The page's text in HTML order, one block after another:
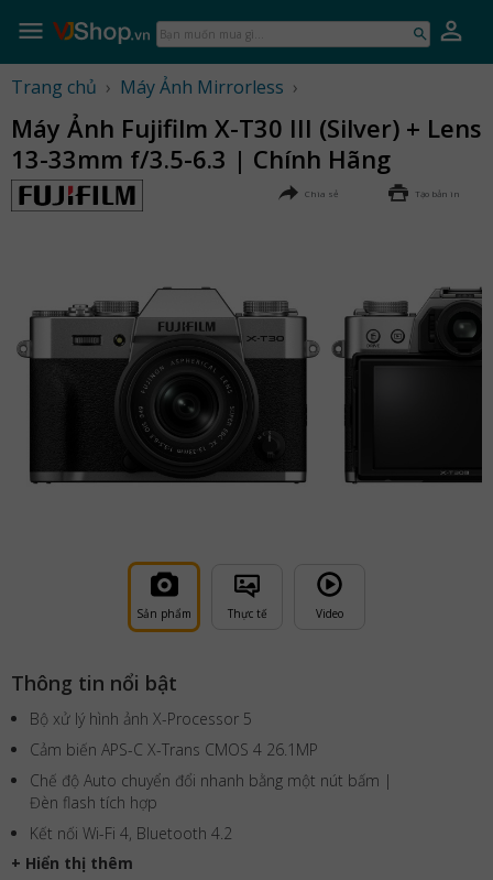
Bạn
muốn
mua
gì...
Trang chủ › Máy Ảnh Mirrorless ›
Máy Ảnh Fujifilm X-T30 III (Silver) + Lens
13-33mm f/3.5-6.3 | Chính Hãng
Chia sẻ Tạo bản in
Sản phẩm Thực tế Video
Thông tin nổi bật
Bộ xử lý hình ảnh X-Processor 5
Cảm biến APS-C X-Trans CMOS 4 26.1MP
Chế độ Auto chuyển đổi nhanh bằng một nút bấm |
Đèn flash tích hợp
Kết nối Wi-Fi 4, Bluetooth 4.2
+ Hiển thị thêm